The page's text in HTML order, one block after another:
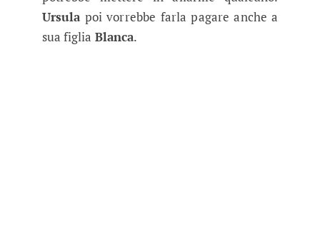
Ursulapoi vorrebbe farla pagare anche a
sua figlia Blanca.